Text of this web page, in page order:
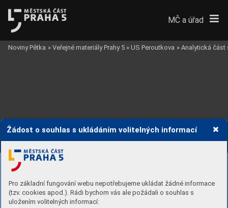
Žádost o souhlas s ukládáním volitelných informací
Pro základní fungování webu nepotřebujeme ukládat žádné informace
(tzv. cookies apod.). Rádi bychom vás ale požádali o souhlas s
uložením volitelných informací:
MČ a úřad
Noviny Pětka » Veřejné materiály Prahy 5 » US Peroutkova » Analytická část